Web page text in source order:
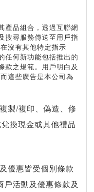
產品組合，透過互聯網
搜尋服務傳送至用戶指
沒有其他特定指示
任何新功能包括推出的
款之規範。用戶明白及
這些廣告是本公司為
製/複印、偽造、修
換現金或其他禮品
優惠皆受個別條款
活動及優惠條款及